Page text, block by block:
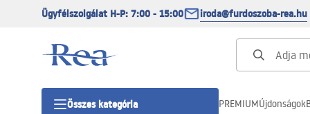
Ügyfélszolgálat H-P: 7:00 - 15:00 iroda@furdoszoba-rea.hu
Összes kategória PREMIUMÚjdonságok